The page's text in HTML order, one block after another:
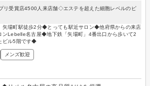
リ受賞店4500人来店舗◇エステを超えた細胞レベルのピ
矢場町駅徒歩2分◆とっても駅近サロン◆他府県からの来店
ンLebelle名古屋◆地下鉄「矢場町」4番出口から歩いて2
ビル5階です◆
メンズ歓迎